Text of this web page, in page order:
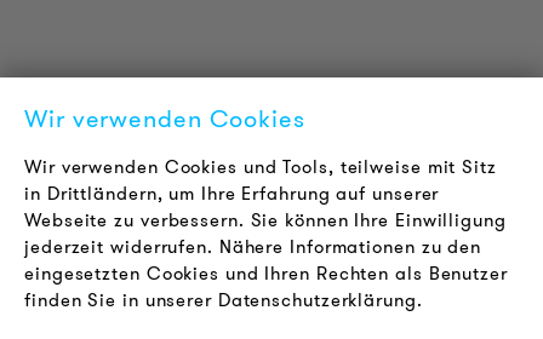
Karriere
Newsletter
RECHTLICHES
AGB
Datenschutz
Wir verwenden Cookies
Wir verwenden Cookies und Tools, teilweise mit Sitz
in Drittländern, um Ihre Erfahrung auf unserer
Webseite zu verbessern. Sie können Ihre Einwilligung
jederzeit widerrufen. Nähere Informationen zu den
eingesetzten Cookies und Ihren Rechten als Benutzer
finden Sie in unserer Datenschutzerklärung.